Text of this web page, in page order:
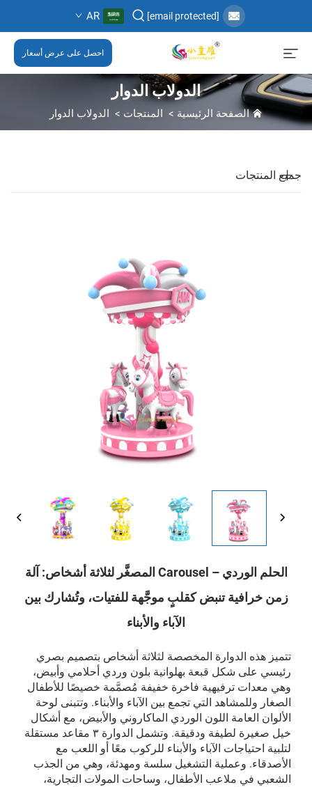
[email protected]
AR
احصل على عرض أسعار
الدولاب الدوار
الصفحة الرئيسية > المنتجات > الدولاب الدوار
جميع المنتجات
الحلم الوردي – Carousel المصغَّر لثلاثة أشخاص: آلة
زمن خرافية تنبض كقلبٍ موجَّهة للفتيات، وتُشارك بين
الآباء والأبناء
تتميز هذه الدوارة المخصصة لثلاثة أشخاص بتصميم بصري
رئيسي على شكل قبعة بهلوانية بلون وردي أحلامي وأبيض،
وهي معدات ترفيهية فاخرة خفيفة مُصمَّمة خصيصًا للأطفال
الصغار وللمشاهد التي تجمع بين الآباء والأبناء. وتتبنى لوحة
الألوان العامة اللون الوردي الماكاروني والأبيض، مع أشكال
خيل صغيرة لطيفة ودقيقة. وتشمل الدوارة ٣ مقاعد مستقلة
لتلبية احتياجات الآباء والأبناء للركوب معًا أو اللعب مع
الأصدقاء. وعملية التشغيل سلسة ومهدئة، وهي من الجذب
الشعبي في ملاعب الأطفال، وساحات المولات التجارية،